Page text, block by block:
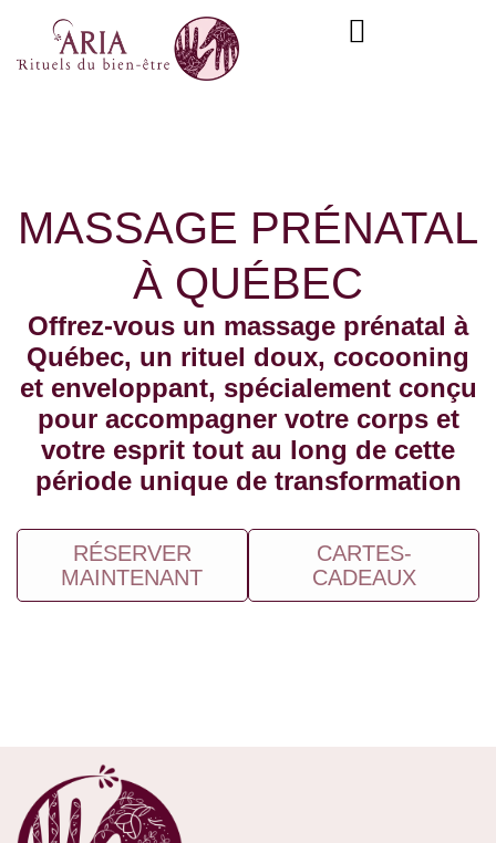
contenu
MASSAGE PRÉNATAL
À QUÉBEC
Offrez-vous un massage prénatal à
Québec, un rituel doux, cocooning
et enveloppant, spécialement conçu
pour accompagner votre corps et
votre esprit tout au long de cette
période unique de transformation
RÉSERVER
MAINTENANT
CARTES-
CADEAUX